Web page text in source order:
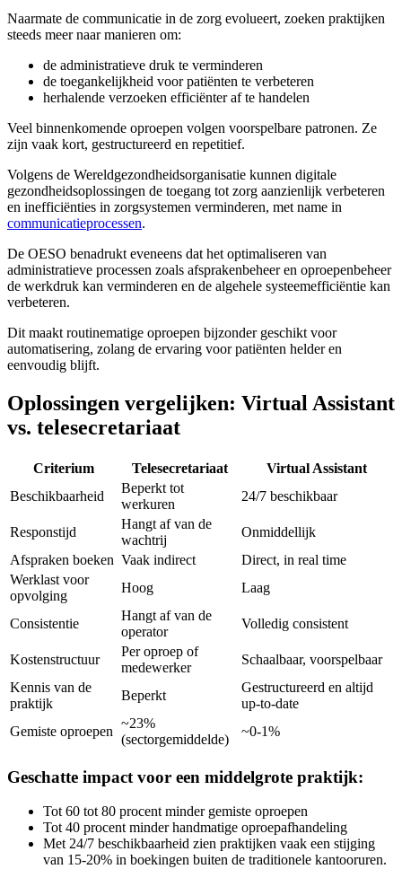
Naarmate de communicatie in de zorg evolueert, zoeken praktijken
steeds meer naar manieren om:
de administratieve druk te verminderen
de toegankelijkheid voor patiënten te verbeteren
herhalende verzoeken efficiënter af te handelen
Veel binnenkomende oproepen volgen voorspelbare patronen. Ze
zijn vaak kort, gestructureerd en repetitief.
Volgens de Wereldgezondheidsorganisatie kunnen digitale
gezondheidsoplossingen de toegang tot zorg aanzienlijk verbeteren
en inefficiënties in zorgsystemen verminderen, met name in
communicatieprocessen.
De OESO benadrukt eveneens dat het optimaliseren van
administratieve processen zoals afsprakenbeheer en oproepenbeheer
de werkdruk kan verminderen en de algehele systeemefficiëntie kan
verbeteren.
Dit maakt routinematige oproepen bijzonder geschikt voor
automatisering, zolang de ervaring voor patiënten helder en
eenvoudig blijft.
Oplossingen vergelijken: Virtual Assistant
vs. telesecretariaat
Criterium Telesecretariaat
Virtual Assistant
Beschikbaarheid
Beperkt tot
werkuren
24/7 beschikbaar
Responstijd
Hangt af van de
wachtrij
Onmiddellijk
Afspraken boeken Vaak indirect
Direct, in real time
Werklast voor
opvolging
Hoog Laag
Consistentie
Hangt af van de
operator
Volledig consistent
Kostenstructuur
Per oproep of
medewerker
Schaalbaar, voorspelbaar
Kennis van de
praktijk
Beperkt
Gestructureerd en altijd
up-to-date
Gemiste oproepen
~23%
(sectorgemiddelde)
~0-1%
Geschatte impact voor een middelgrote praktijk:
Tot 60 tot 80 procent minder gemiste oproepen
Tot 40 procent minder handmatige oproepafhandeling
Met 24/7 beschikbaarheid zien praktijken vaak een stijging
van 15-20% in boekingen buiten de traditionele kantooruren.